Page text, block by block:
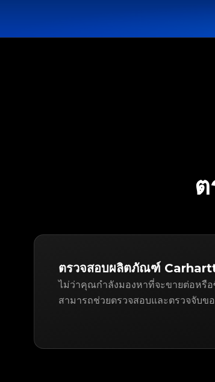
ตรวจสอบผลิตภัณฑ์
ไม่ว่าคุณกำลังมองหาที่จะขายต่อหรื
สามารถช่วยตรวจสอบและตรวจจับ